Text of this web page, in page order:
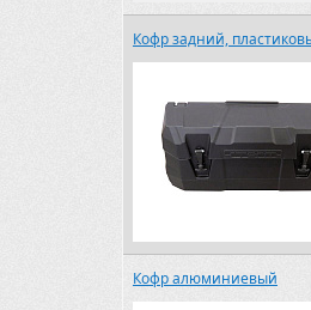
Кофр задний,
Кофр алюминиевый